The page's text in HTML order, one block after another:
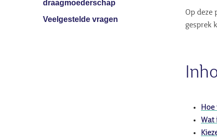
draagmoederschap
Veelgestelde vragen
Op deze
gesprek
Hoe
Wat